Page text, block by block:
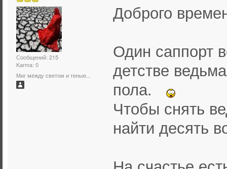
Сообщений: 215
Karma: 0
Миг между светом и тенью...
Доброго
Один саппорт
детстве
пола.
Чтобы снять
найти десять